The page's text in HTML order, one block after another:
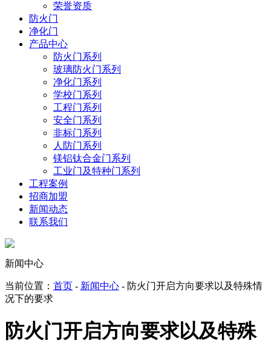
荣誉资质
防火门
净化门
产品中心
防火门系列
玻璃防火门系列
净化门系列
学校门系列
工程门系列
安全门系列
非标门系列
人防门系列
镁铝钛合金门系列
工业门及特种门系列
工程案例
招商加盟
新闻动态
联系我们
新闻中心
当前位置： 首页 - 新闻中心 - 防火门开启方向要求以及特殊情
况下的要求
防火门开启方向要求以及特殊